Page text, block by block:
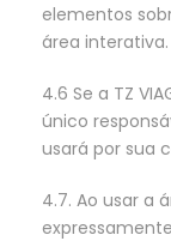
elementos
área interativa.
4.6 Se a TZ
único
usará por sua
4.7. Ao usar a